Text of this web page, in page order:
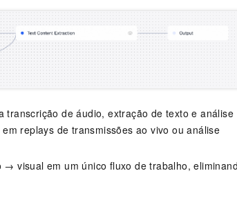
transcrição de áudio, extração de texto e análise
replays de transmissões ao vivo ou análise
visual em um único fluxo de trabalho,